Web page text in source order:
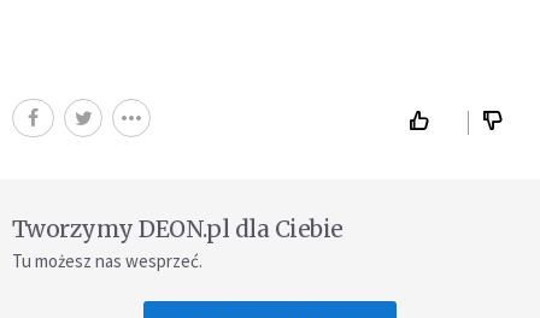
Tworzymy DEON.pl dla Ciebie
Tu możesz nas wesprzeć.